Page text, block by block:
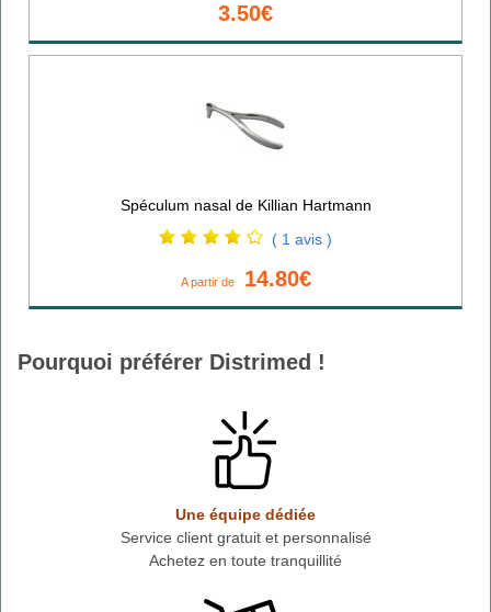
3.50€
Spéculum nasal de Killian Hartmann
( 1 avis )
A partir de 14.80€
Pourquoi préférer Distrimed !
Une équipe dédiée
Service client gratuit et personnalisé
Achetez en toute tranquillité